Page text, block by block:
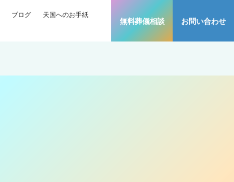
ブログ 天国へのお手紙
無料葬儀相談 お問い合わせ